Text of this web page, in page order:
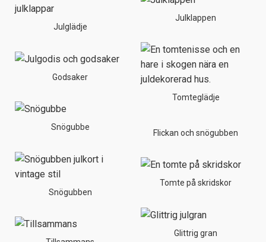
Julglädje
Godsaker
Snögubbe
Snögubben
Julklappen
Tomteglädje
Flickan och snögubben
Tomte på skridskor
Glittrig gran